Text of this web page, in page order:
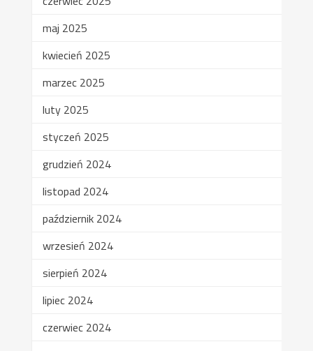
maj 2025
kwiecień 2025
marzec 2025
luty 2025
styczeń 2025
grudzień 2024
listopad 2024
październik 2024
wrzesień 2024
sierpień 2024
lipiec 2024
czerwiec 2024